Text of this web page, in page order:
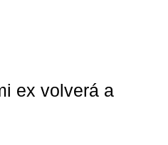
ex volverá a